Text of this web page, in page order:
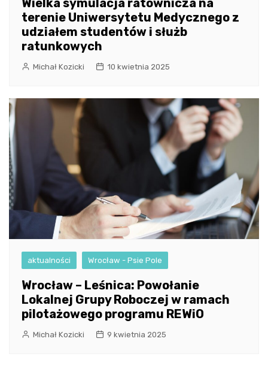
terenie Uniwersytetu Medycznego z
udziałem studentów i służb
ratunkowych
Michał Kozicki 10 kwietnia 2025
aktualności Wrocław - Psie Pole
Wrocław – Leśnica: Powołanie
Lokalnej Grupy Roboczej w ramach
pilotażowego programu REWiO
Michał Kozicki 9 kwietnia 2025